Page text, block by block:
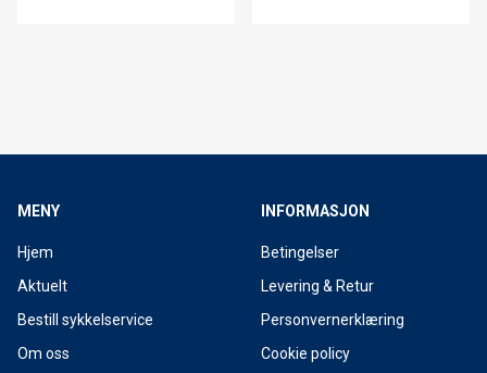
MENY
Hjem
Aktuelt
Bestill sykkelservice
Om oss
INFORMASJON
Betingelser
Levering & Retur
Personvernerklæring
Cookie policy